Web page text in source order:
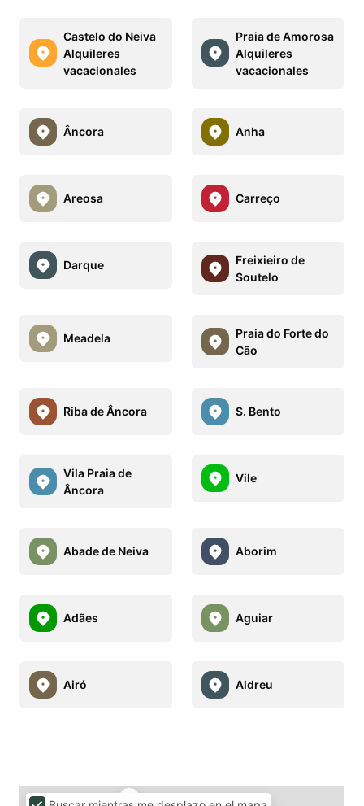
Castelo do Neiva
Alquileres
vacacionales
Praia de Amorosa
Alquileres
vacacionales
Âncora Anha
Areosa Carreço
Darque
Freixieiro de
Soutelo
Meadela
Praia do Forte do
Cão
Riba de Âncora S. Bento
Vila Praia de
Âncora
Vile
Abade de Neiva Aborim
Adães Aguiar
Airó Aldreu